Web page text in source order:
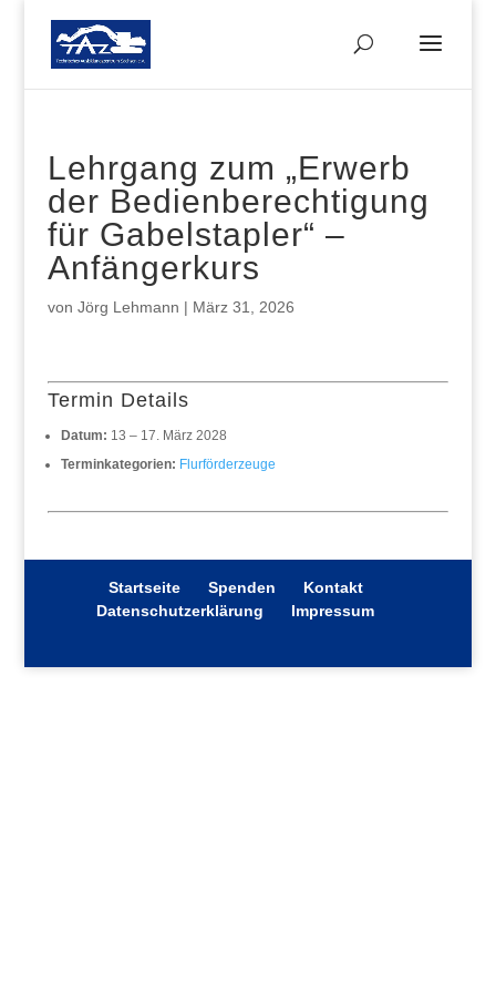
Lehrgang zum „Erwerb
der Bedienberechtigung
für Gabelstapler“ –
Anfängerkurs
von Jörg Lehmann | März 31, 2026
Termin Details
Datum: 13 – 17. März 2028
Terminkategorien: Flurförderzeuge
Startseite Spenden
Kontakt
Datenschutzerklärung
Impressum